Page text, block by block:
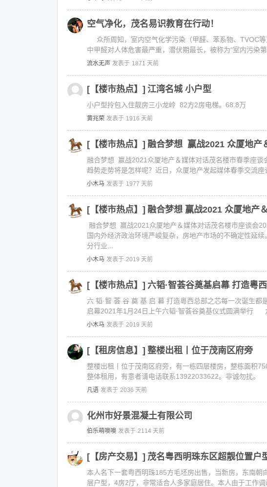
空气净化，茂名易识教育在行动！
众所周知，室内空气化学污染（甲醛、苯系物、TVOC
中甲醛对人体危害最严重，潜伏期最长，被称为“室内污
流水无声 发表于 1871 天前
[【楼市热点】] 江湾名城 小户型
小户型拎包入住靓房三小龙岭 82方2房电梯。68.8万
黄兆荣 发表于 1916 天前
[【楼市热点】] 融合梦想 赢战2021 众厦地产
融合梦想 赢战2021众厦地产＆媒体对话茂名楼市春季
趋势走势将是怎样呢？近日，众厦地产发起媒体春季交流座
小木马 发表于 1977 天前
[【楼市热点】] 融合梦想 赢战2021 众厦地产
融合梦想 赢战2021众厦地产＆媒体对话茂名楼市座谈会
国内外经济政治环境严峻复杂，房地产市场的不确定性延
分行业...
小木马 发表于 2019 天前
[【楼市热点】] 六韬·智荟谷奠基启幕 打造粵
六 韬·智 荟 谷 奠 基 启 幕 打造粵西总部之芯每一次诞生都
启幕2021年1月24日上午六韬·智荟谷奠基仪式圆满举行
小木马 发表于 2019 天前
[【租房信息】] 整楼出租丨位于茂南区府旁
整楼出租丨位于茂南区府旁，有一栋四层楼房，整栋面积
整体租用，有意者请电话联系13922033622。非诚勿扰。
凡语 发表于 2036 天前
化州市好景混凝土有限公司
伯乐萌噢噢 发表于 2114 天前
[【房产交易】] 茂名粤西明珠东区超靓位置户
本人名下一套粤西明珠185方毛坯房出售，当新房，东南朝
层户型，4房2厅，非常适合人多家庭居住。本人由于工作